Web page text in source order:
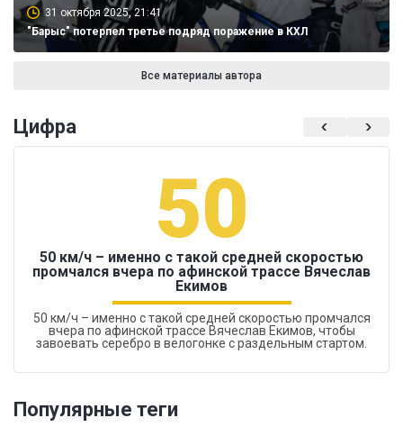
31 октября 2025, 21:41
"Барыс" потерпел третье подряд поражение в КХЛ
Все материалы автора
Цифра
50
50 км/ч – именно с такой средней скоростью
промчался вчера по афинской трассе Вячеслав
Екимов
50 км/ч – именно с такой средней скоростью промчался
вчера по афинской трассе Вячеслав Екимов, чтобы
завоевать серебро в велогонке с раздельным стартом.
Популярные теги